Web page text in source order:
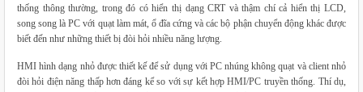
thống thông thường, trong đó có hiển thị dạng CRT và thậm chí cả hiển thị LCD,
song song là PC với quạt làm mát, ổ đĩa cứng và các bộ phận chuyển động khác được
biết đến như những thiết bị đòi hỏi nhiều năng lượng.
HMI hình dạng nhỏ được thiết kế để sử dụng với PC nhúng không quạt và client nhỏ
đòi hỏi điện năng thấp hơn đáng kể so với sự kết hợp HMI/PC truyền thống. Thí dụ,